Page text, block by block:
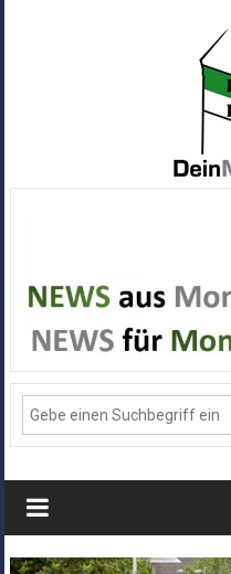
Alle
News
aus
Deiner
Stadt
Monheim